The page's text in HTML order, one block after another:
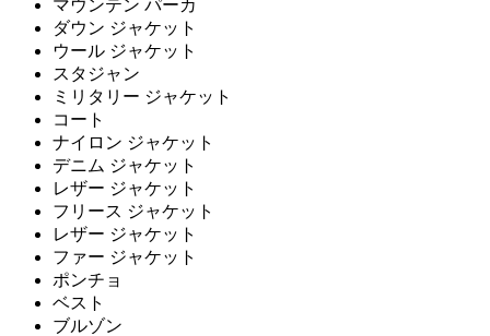
マウンテン パーカ
ダウン ジャケット
ウール ジャケット
スタジャン
ミリタリー ジャケット
コート
ナイロン ジャケット
デニム ジャケット
レザー ジャケット
フリース ジャケット
レザー ジャケット
ファー ジャケット
ポンチョ
ベスト
ブルゾン